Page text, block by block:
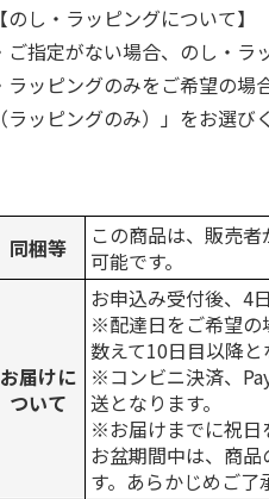
【のし・ラッピングについて】
ご指定がない場合、のし・ラ
ラッピングのみをご希望の
（ラッピングのみ）」をお選び
同梱等 この商品は、販売者
可能です。
お届けに
ついて
お申込み受付後、4
※配達日をご希望の
数えて10日目以降と
※コンビニ決済、
送となります。
※お届けまでに祝日
お盆期間中は、商
す。あらかじめご了